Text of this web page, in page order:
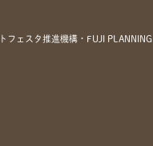
フェスタ推進機構・FUJI PLANNING